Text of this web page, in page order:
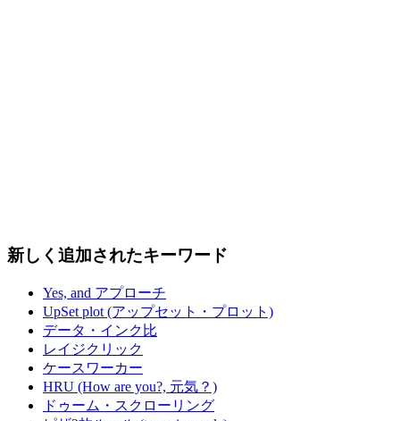
新しく追加されたキーワード
Yes, and アプローチ
UpSet plot (アップセット・プロット)
データ・インク比
レイジクリック
ケースワーカー
HRU (How are you?, 元気？)
ドゥーム・スクローリング